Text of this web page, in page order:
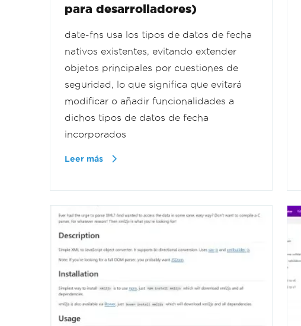
para desarrolladores)
date-fns usa los tipos de datos de fecha
nativos existentes, evitando extender
objetos principales por cuestiones de
seguridad, lo que significa que evitará
modificar o añadir funcionalidades a
dichos tipos de datos de fecha
incorporados
Leer más